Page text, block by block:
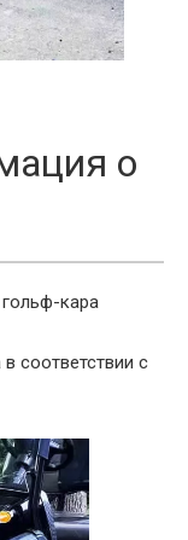
о
кара
соответствии с